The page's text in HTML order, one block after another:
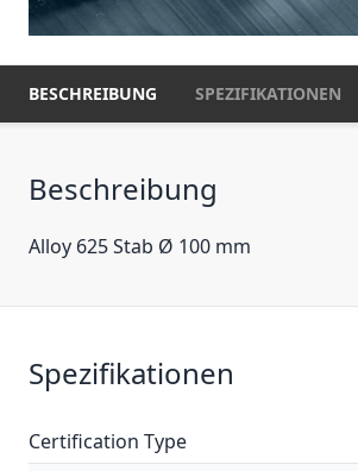
BESCHREIBUNG SPEZIFIKATIONEN
Beschreibung
Alloy 625 Stab Ø 100 mm
Spezifikationen
Certification Type